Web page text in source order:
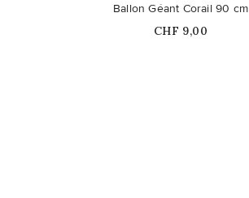
Ballon Géant Corail 90 cm
Prix
CHF 9,00